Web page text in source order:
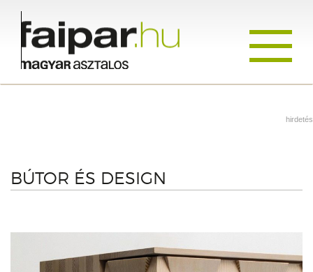
hirdetés
BÚTOR ÉS DESIGN